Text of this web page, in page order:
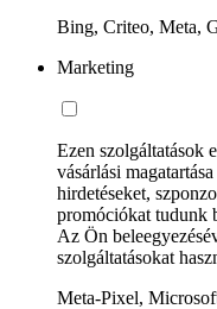
Bing, Criteo, Meta,
Marketing
Ezen szolgáltatások
vásárlási
hirdetéseket,
promóciókat tudunk
Az Ön
szolgáltatásokat
Meta-Pixel,